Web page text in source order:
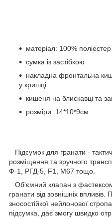
матеріал: 100% поліестер
сумка із застібкою
накладна фронтальна
у кришці
кишеня на блискавці та
розміри: 14*10*9см
Підсумок для гранати -
розміщення та зручного
Ф-1, РГД-5, F1, М67 тощо.
Об'ємний клапан з фастексом
гранати від зовнішніх впливів.
зносостійкої нейлонової
підсумка, дає змогу швидко